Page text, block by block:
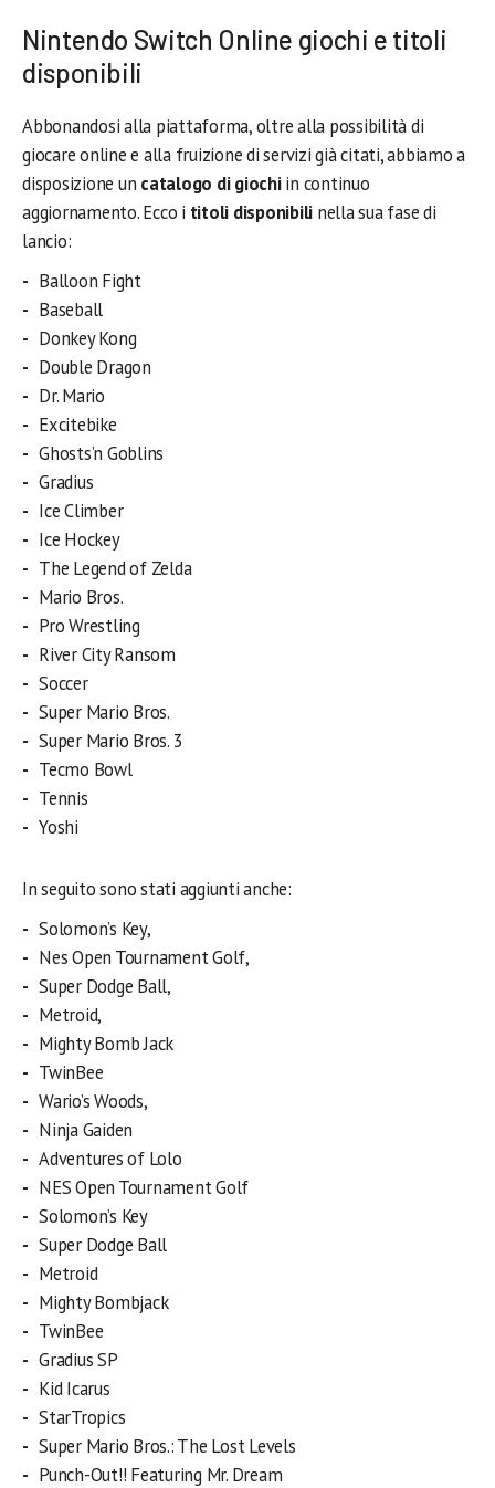
Nintendo Switch Online giochi e titoli
disponibili
Abbonandosi alla piattaforma, oltre alla possibilità di
giocare online e alla fruizione di servizi già citati, abbiamo a
disposizione un catalogo di giochiin continuo
aggiornamento. Ecco i titoli disponibili nella sua fase di
lancio:
Balloon Fight
Baseball
Donkey Kong
Double Dragon
Dr. Mario
Excitebike
Ghosts’n Goblins
Gradius
Ice Climber
Ice Hockey
The Legend of Zelda
Mario Bros.
Pro Wrestling
River City Ransom
Soccer
Super Mario Bros.
Super Mario Bros. 3
Tecmo Bowl
Tennis
Yoshi
In seguito sono stati aggiunti anche:
Solomon’s Key,
Nes Open Tournament Golf,
Super Dodge Ball,
Metroid,
Mighty Bomb Jack
TwinBee
Wario’s Woods,
Ninja Gaiden
Adventures of Lolo
NES Open Tournament Golf
Solomon’s Key
Super Dodge Ball
Metroid
Mighty Bombjack
TwinBee
Gradius SP
Kid Icarus
StarTropics
Super Mario Bros.: The Lost Levels
Punch-Out!! Featuring Mr. Dream